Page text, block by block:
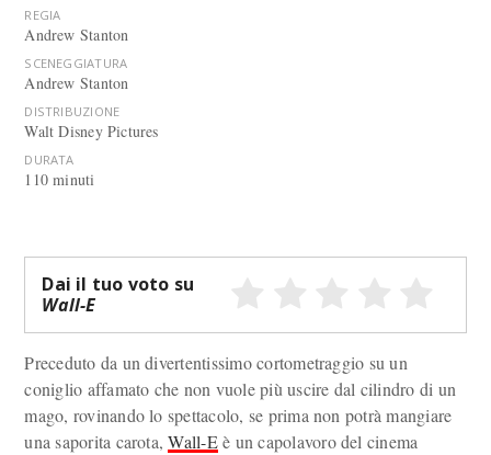
REGIA
Andrew Stanton
SCENEGGIATURA
Andrew Stanton
DISTRIBUZIONE
Walt Disney Pictures
DURATA
110 minuti
Dai il tuo voto su
Wall-E
Preceduto da un divertentissimo cortometraggio su un
coniglio affamato che non vuole più uscire dal cilindro di un
mago, rovinando lo spettacolo, se prima non potrà mangiare
una saporita carota,Wall-Eè un capolavoro del cinema